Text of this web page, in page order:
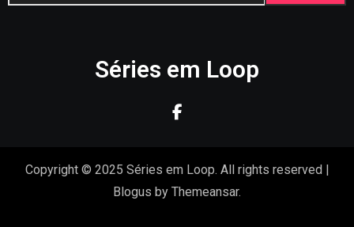
Séries em Loop
Copyright © 2025 Séries em Loop. All rights reserved |
Blogus by Themeansar.